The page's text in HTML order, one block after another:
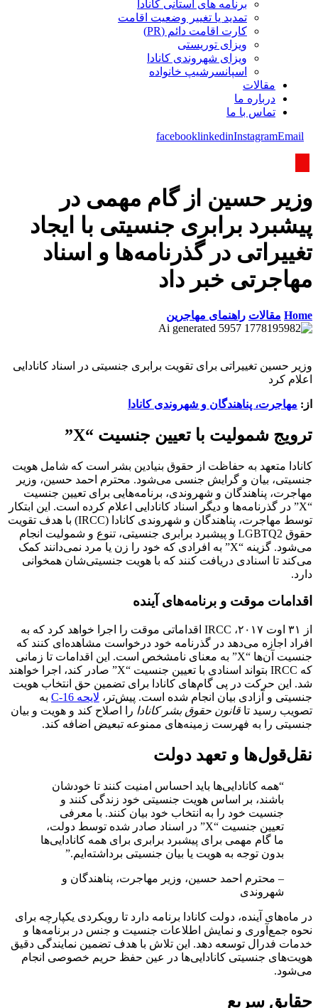
برنامه های استانی کانادا
تمدید یا تغییر وضعیت اقامت
کارت اقامت دائم (PR)
ویزای توریستی
ویزای شھروندی کانادا
اسپانسرشیپ خانواده
مقالات
درباره ما
تماس با ما
facebooklinkedinInstagramEmail
وزیر حسین از گام مهمی در
پیشبرد برابری جنسیتی با ایجاد
تغییراتی در گذرنامه‌ها و اسناد
مهاجرتی خبر داد
Home مقالات راهنمای مهاجرین
وزیر حسین تغییراتی برای تقویت برابری جنسیتی در اسناد کانادایی
اعلام کرد
از: مهاجرت، پناهندگان و شهروندی کانادا
ترویج شمولیت با تعیین جنسیت “X”
کانادا متعهد به حفاظت از حقوق بنیادین بشر است که شامل هویت
جنسیتی، بیان و گرایش جنسی می‌شود. محترم احمد حسین، وزیر
مهاجرت، پناهندگان و شهروندی، برنامه‌هایی برای تعیین جنسیت
“X” در گذرنامه‌ها و دیگر اسناد کانادایی اعلام کرده است. این ابتکار
توسط مهاجرت، پناهندگان و شهروندی کانادا (IRCC) با هدف تقویت
حقوق LGBTQ2 و پیشبرد برابری جنسیتی، تنوع و شمولیت انجام
می‌شود. گزینه “X” به افرادی که خود را زن یا مرد نمی‌دانند کمک
می‌کند تا اسنادی دریافت کنند که با هویت جنسیتی‌شان همخوانی
دارد.
اقدامات موقت و برنامه‌های آینده
از ۳۱ اوت ۲۰۱۷، IRCC اقداماتی موقت را اجرا خواهد کرد که به
افراد اجازه می‌دهد در گذرنامه خود درخواست مشاهده‌ای کنند که
جنسیت آن‌ها “X” به معنای نامشخص است. این اقدامات تا زمانی
که IRCC بتواند اسنادی با تعیین جنسیت “X” صادر کند، اجرا خواهند
شد. این حرکت در پی گام‌های کانادا برای تضمین حق انتخاب هویت
جنسیتی و آزادی بیان انجام شده است. پیش‌تر، لایحه C-16
به
تصویب رسید تا قانون حقوق بشر کانادا را اصلاح کند و هویت و بیان
جنسیتی را به فهرست زمینه‌های ممنوعه تبعیض اضافه کند.
نقل‌قول‌ها و تعهد دولت
“همه کانادایی‌ها باید احساس امنیت کنند تا خودشان
باشند، بر اساس هویت جنسیتی خود زندگی کنند و
جنسیت خود را به انتخاب خود بیان کنند. با معرفی
تعیین جنسیت “X” در اسناد صادر شده توسط دولت،
ما گام مهمی برای پیشبرد برابری برای همه کانادایی‌ها
بدون توجه به هویت یا بیان جنسیتی برداشته‌ایم.”
– محترم احمد حسین، وزیر مهاجرت، پناهندگان و
شهروندی
در ماه‌های آینده، دولت کانادا برنامه دارد تا رویکردی یکپارچه برای
نحوه جمع‌آوری و نمایش اطلاعات جنسیت و جنس در برنامه‌ها و
خدمات فدرال توسعه دهد. این تلاش با هدف تضمین نمایندگی دقیق
هویت‌های جنسیتی کانادایی‌ها در عین حفظ حریم خصوصی انجام
می‌شود.
حقایق سریع